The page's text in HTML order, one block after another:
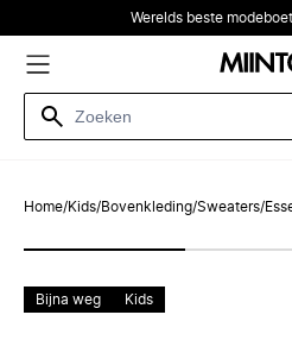
Werelds beste
Home/Kids/Bovenkleding/Sweaters/
Bijna weg Kids